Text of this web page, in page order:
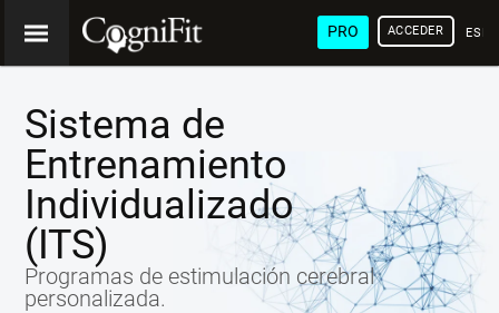
PRO ACCEDER
Sistema de
Entrenamiento
Individualizado
(ITS)
Programas de estimulación cerebral
personalizada.